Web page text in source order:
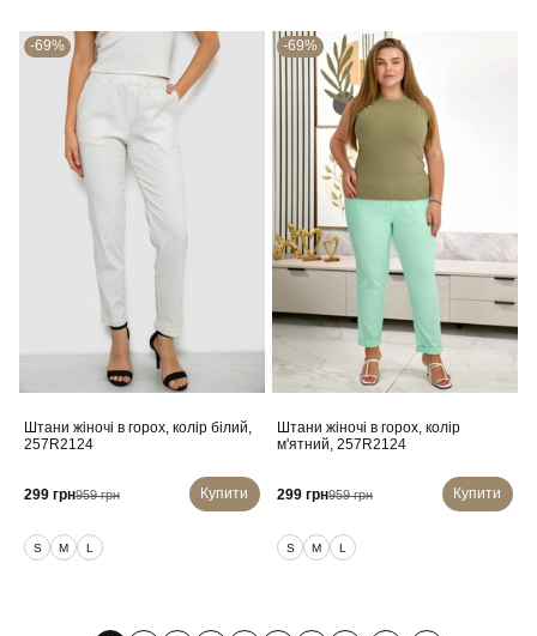
-69%
Штани жіночі в горох, колір білий,
257R2124
299 грн959 грн Купити
S M L
-69%
Штани жіночі в горох, колір
м'ятний, 257R2124
299 грн959 грн Купити
S M L